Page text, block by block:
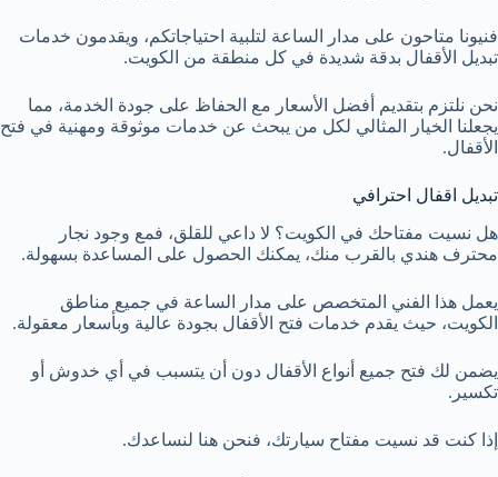
فنيونا متاحون على مدار الساعة لتلبية احتياجاتكم، ويقدمون خدمات
تبديل الأقفال بدقة شديدة في كل منطقة من الكويت.
نحن نلتزم بتقديم أفضل الأسعار مع الحفاظ على جودة الخدمة، مما
يجعلنا الخيار المثالي لكل من يبحث عن خدمات موثوقة ومهنية في فتح
الأقفال.
تبديل اقفال احترافي
هل نسيت مفتاحك في الكويت؟ لا داعي للقلق، فمع وجود نجار
محترف هندي بالقرب منك، يمكنك الحصول على المساعدة بسهولة.
يعمل هذا الفني المتخصص على مدار الساعة في جميع مناطق
الكويت، حيث يقدم خدمات فتح الأقفال بجودة عالية وبأسعار معقولة.
يضمن لك فتح جميع أنواع الأقفال دون أن يتسبب في أي خدوش أو
تكسير.
إذا كنت قد نسيت مفتاح سيارتك، فنحن هنا لنساعدك.